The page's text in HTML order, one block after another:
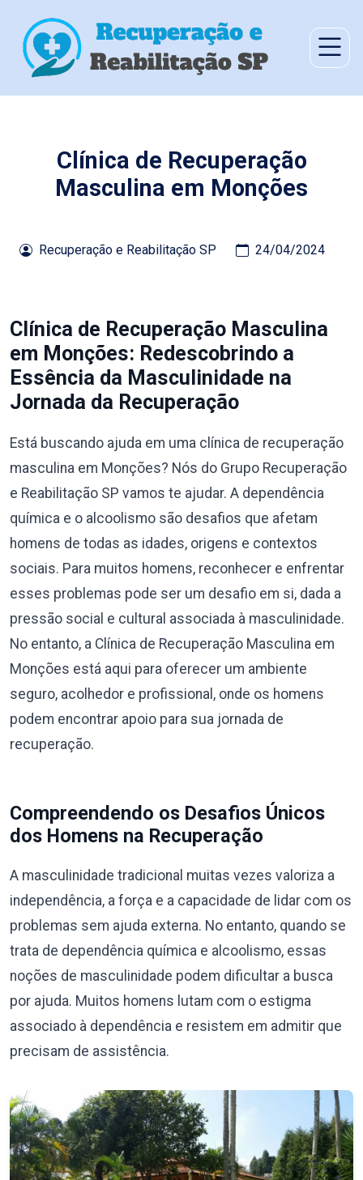
Clínica de Recuperação
Masculina em Monções
Recuperação e Reabilitação SP 24/04/2024
Clínica de Recuperação Masculina
em Monções: Redescobrindo a
Essência da Masculinidade na
Jornada da Recuperação
Está buscando ajuda em uma clínica de recuperação
masculina em Monções? Nós do Grupo Recuperação
e Reabilitação SP vamos te ajudar. A dependência
química e o alcoolismo são desafios que afetam
homens de todas as idades, origens e contextos
sociais. Para muitos homens, reconhecer e enfrentar
esses problemas pode ser um desafio em si, dada a
pressão social e cultural associada à masculinidade.
No entanto, a Clínica de Recuperação Masculina em
Monções está aqui para oferecer um ambiente
seguro, acolhedor e profissional, onde os homens
podem encontrar apoio para sua jornada de
recuperação.
Compreendendo os Desafios Únicos
dos Homens na Recuperação
A masculinidade tradicional muitas vezes valoriza a
independência, a força e a capacidade de lidar com os
problemas sem ajuda externa. No entanto, quando se
trata de dependência química e alcoolismo, essas
noções de masculinidade podem dificultar a busca
por ajuda. Muitos homens lutam com o estigma
associado à dependência e resistem em admitir que
precisam de assistência.